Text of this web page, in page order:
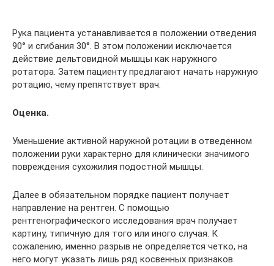
Рука пациента устанавливается в положении отведения
90° и сгибания 30°. В этом положении исключается
действие дельтовидной мышцы как наружного
ротатора. Затем пациенту предлагают начать наружную
ротацию, чему препятствует врач.
Оценка.
Уменьшение активной наружной ротации в отведенном
положении руки характерно для клинически значимого
повреждения сухожилия подостной мышцы.
Далее в обязательном порядке пациент получает
направление на рентген. С помощью
рентгенографического исследования врач получает
картину, типичную для того или иного случая. К
сожалению, именно разрыв не определяется четко, на
него могут указать лишь ряд косвенных признаков.